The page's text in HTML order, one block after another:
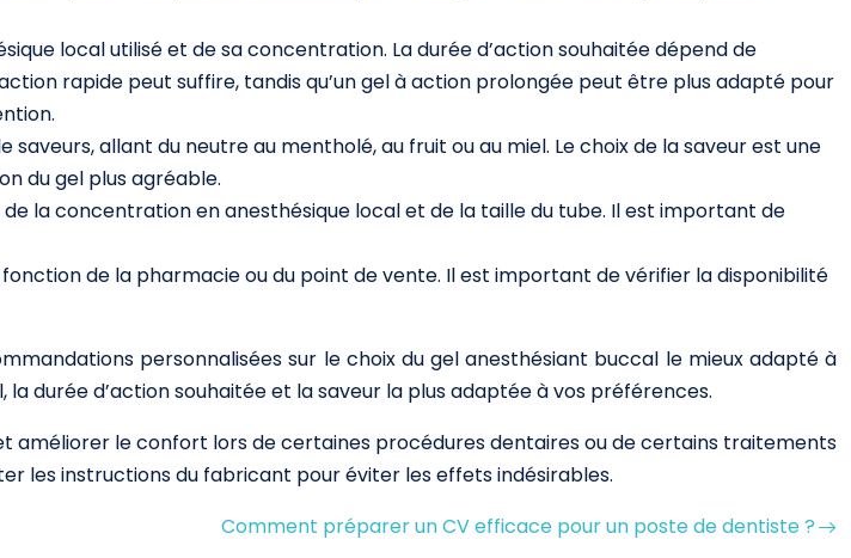
local utilisé et de sa concentration. La durée d’action souhaitée dépend de
rapide peut suffire, tandis qu’un gel à action prolongée peut être plus adapté pour
allant du neutre au mentholé, au fruit ou au miel. Le choix de la saveur est une
du gel plus agréable.
la concentration en anesthésique local et de la taille du tube. Il est important de
de la pharmacie ou du point de vente. Il est important de vérifier la disponibilité
personnalisées sur le choix du gel anesthésiant buccal le mieux adapté à
durée d’action souhaitée et la saveur la plus adaptée à vos préférences.
améliorer le confort lors de certaines procédures dentaires ou de certains traitements
les instructions du fabricant pour éviter les effets indésirables.
Comment préparer un CV efficace pour un poste de dentiste ?